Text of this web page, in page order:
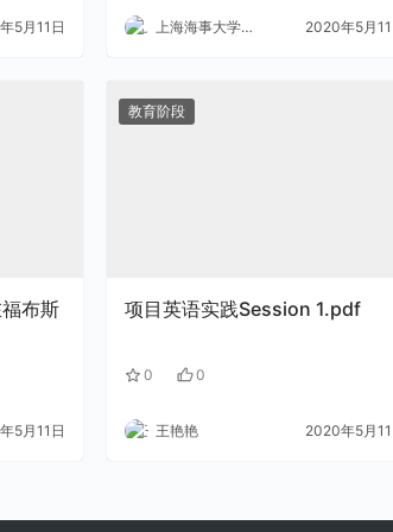
5月11日 上海海事大学外语 2020年5月11
布斯
5月11日
教育阶段
项目英语实践Session 1.pdf
0 0
王艳艳 2020年5月11